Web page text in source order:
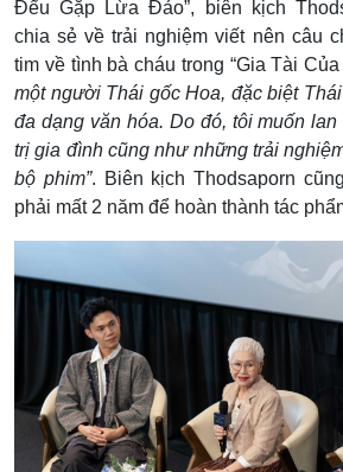
Đểu Gặp Lừa Đảo”, biên kịch
chia sẻ về trải nghiệm viết nên câu
tim về tình bà cháu trong “Gia Tài Của
một người Thái gốc Hoa, đặc biệt
đa dạng văn hóa. Do đó, tôi muốn
trị gia đình cũng như những trải
bộ phim”. Biên kịch Thodsaporn
phải mất 2 năm để hoàn thành tác